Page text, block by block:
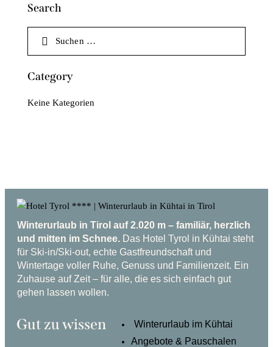
Search
Category
Keine Kategorien
Winterurlaub in Tirol auf 2.020 m – familiär, herzlich
und mitten im Schnee. Das Hotel Tyrol in Kühtai steht
für Ski-in/Ski-out, echte Gastfreundschaft und
Wintertage voller Ruhe, Genuss und Familienzeit. Ein
Zuhause auf Zeit – für alle, die es sich einfach gut
gehen lassen wollen.
Gut zu wissen
Winterurlaub im Kühtai
Angebote & Pauschalen